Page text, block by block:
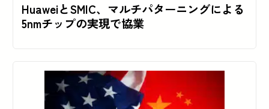
HuaweiとSMIC、マルチパターニングによる
5nmチップの実現で協業